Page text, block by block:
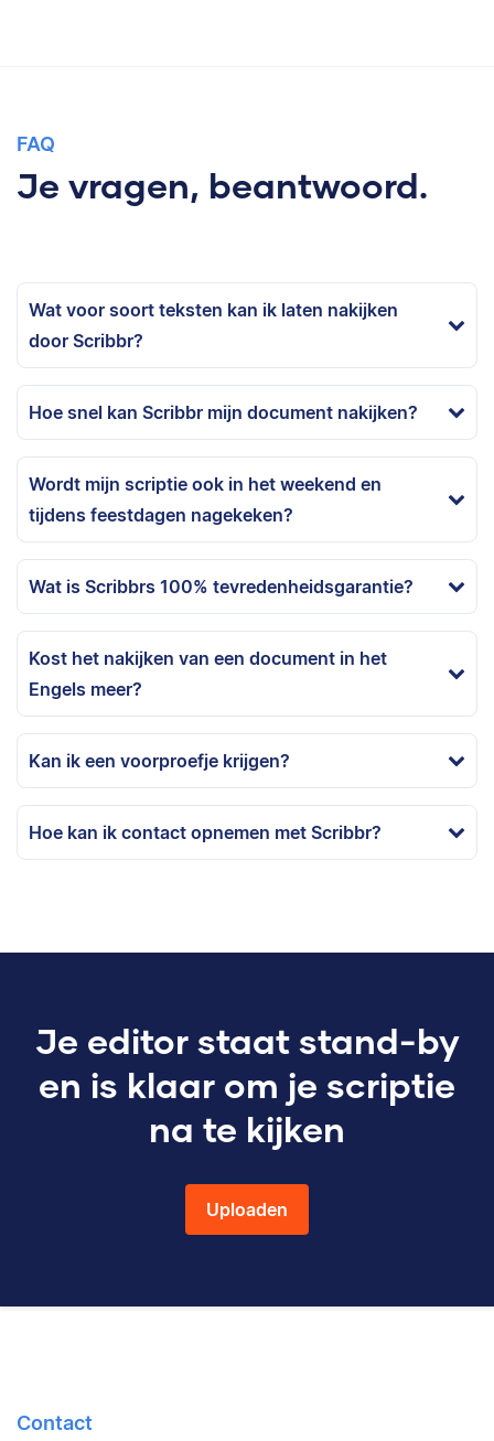
FAQ
Je vragen, beantwoord.
Wat voor soort teksten kan ik laten nakijken
door Scribbr?
Hoe snel kan Scribbr mijn document nakijken?
Wordt mijn scriptie ook in het weekend en
tijdens feestdagen nagekeken?
Wat is Scribbrs 100% tevredenheidsgarantie?
Kost het nakijken van een document in het
Engels meer?
Kan ik een voorproefje krijgen?
Hoe kan ik contact opnemen met Scribbr?
Je editor staat stand-by
en is klaar om je scriptie
na te kijken
Uploaden
Contact